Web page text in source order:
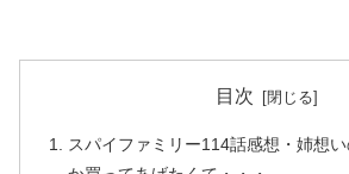
目次
スパイファミリー114話感想・姉想